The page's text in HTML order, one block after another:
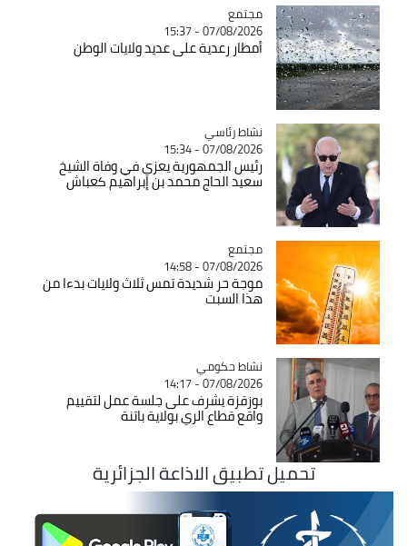
Catégorie
مجتمع
07/08/2026 - 15:37
أمطار رعدية على عديد ولايات الوطن
Catégorie
نشاط رئاسي
07/08/2026 - 15:34
رئيس الجمهورية يعزي في وفاة الشيخ
سعيد الحاج محمد بن إبراهيم كعباش
Catégorie
مجتمع
07/08/2026 - 14:58
موجة حر شديدة تمس ثلاث ولايات بدءا من
هذا السبت
Catégorie
نشاط حكومي
07/08/2026 - 14:17
بوزقزة يشرف على جلسة عمل لتقييم
واقع قطاع الري بولاية باتنة
تحميل تطبيق الاذاعة الجزائرية